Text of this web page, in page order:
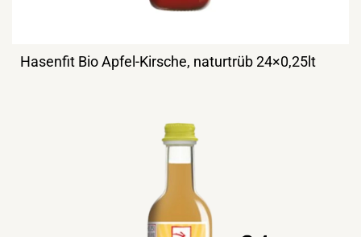
Hasenfit Bio Apfel-Kirsche, naturtrüb 24×0,25lt